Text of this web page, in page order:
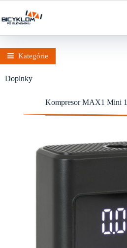
obsah
Doplnky
Kompresor MAX1 Mini
Kategórie